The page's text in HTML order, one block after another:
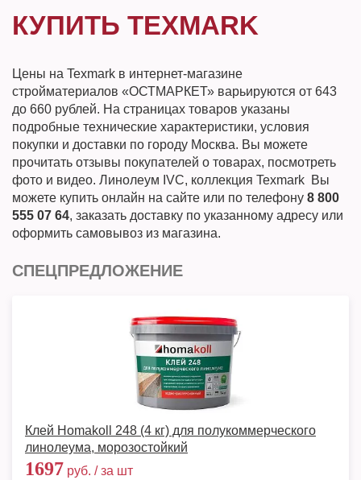
КУПИТЬ TEXMARK
Цены на Texmark в интернет-магазине
стройматериалов «ОСТМАРКЕТ» варьируются от 643
до 660 рублей. На страницах товаров указаны
подробные технические характеристики, условия
покупки и доставки по городу Москва. Вы можете
прочитать отзывы покупателей о товарах, посмотреть
фото и видео. Линолеум IVC, коллекция Texmark Вы
можете купить онлайн на сайте или по телефону 8 800
555 07 64, заказать доставку по указанному адресу или
оформить самовывоз из магазина.
СПЕЦПРЕДЛОЖЕНИЕ
Клей Homakoll 248 (4 кг) для полукоммерческого
линолеума, морозостойкий
1697 руб. / за шт